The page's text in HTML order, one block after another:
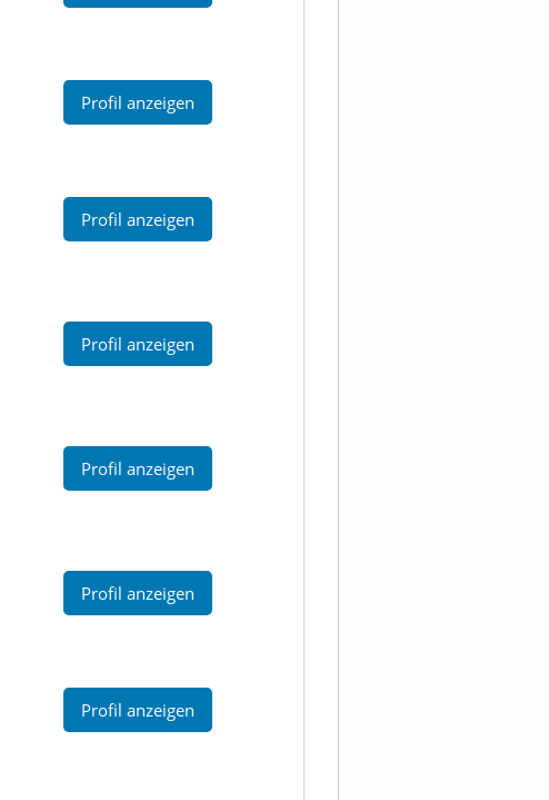
Profil anzeigen
Profil anzeigen
Profil anzeigen
Profil anzeigen
Profil anzeigen
Profil anzeigen